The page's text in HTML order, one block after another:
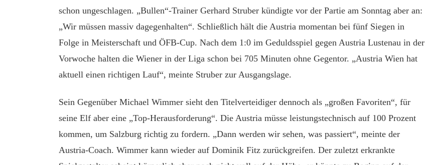
schon ungeschlagen. „Bullen“-Trainer Gerhard Struber kündigte vor der Partie am Sonntag aber an:
„Wir müssen massiv dagegenhalten“. Schließlich hält die Austria momentan bei fünf Siegen in
Folge in Meisterschaft und ÖFB-Cup. Nach dem 1:0 im Geduldsspiel gegen Austria Lustenau in der
Vorwoche halten die Wiener in der Liga schon bei 705 Minuten ohne Gegentor. „Austria Wien hat
aktuell einen richtigen Lauf“, meinte Struber zur Ausgangslage.
Sein Gegenüber Michael Wimmer sieht den Titelverteidiger dennoch als „großen Favoriten“, für
seine Elf aber eine „Top-Herausforderung“. Die Austria müsse leistungstechnisch auf 100 Prozent
kommen, um Salzburg richtig zu fordern. „Dann werden wir sehen, was passiert“, meinte der
Austria-Coach. Wimmer kann wieder auf Dominik Fitz zurückgreifen. Der zuletzt erkrankte